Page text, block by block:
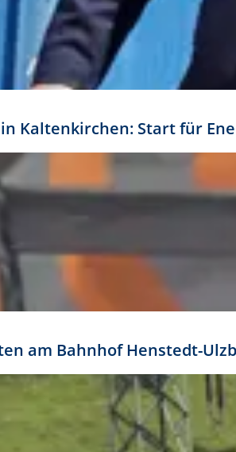
Kaltenkirchen: Start für
am Bahnhof Henstedt-